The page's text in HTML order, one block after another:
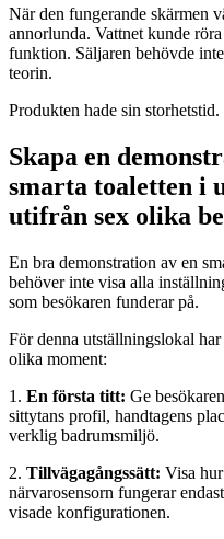
När den fungerande skärmen
annorlunda. Vattnet kunde
funktion. Säljaren behövde
teorin.
Produkten hade sin storhetstid.
Skapa en
smarta toaletten i
utifrån sex olika
En bra demonstration av en
behöver inte visa alla
som besökaren funderar på.
För denna utställningslokal
olika moment:
1. En första titt: Ge
sittytans profil, handtagens
verklig badrumsmiljö.
2. Tillvägagångssätt: Visa
närvarosensorn fungerar
visade konfigurationen.